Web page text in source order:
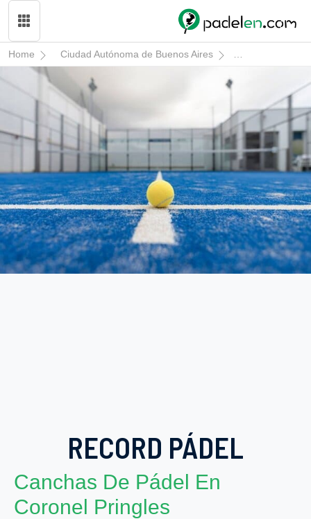
Home Ciudad Autónoma de Buenos Aires Coronel Pringles
RECORD PÁDEL
Canchas De Pádel En
Coronel Pringles